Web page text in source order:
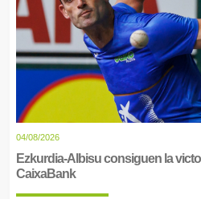
04/08/2026
Ezkurdia-Albisu consiguen la
CaixaBank